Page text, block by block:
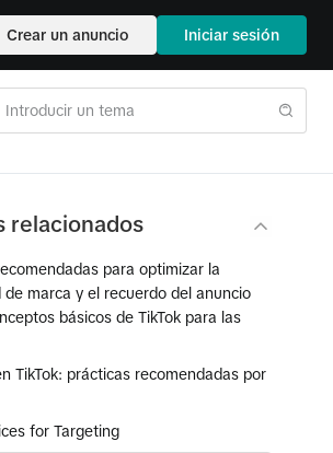
Crear un anuncio Iniciar sesión
relacionados
para optimizar la
de marca y el recuerdo del anuncio
básicos de TikTok para las
TikTok: prácticas recomendadas por
for Targeting